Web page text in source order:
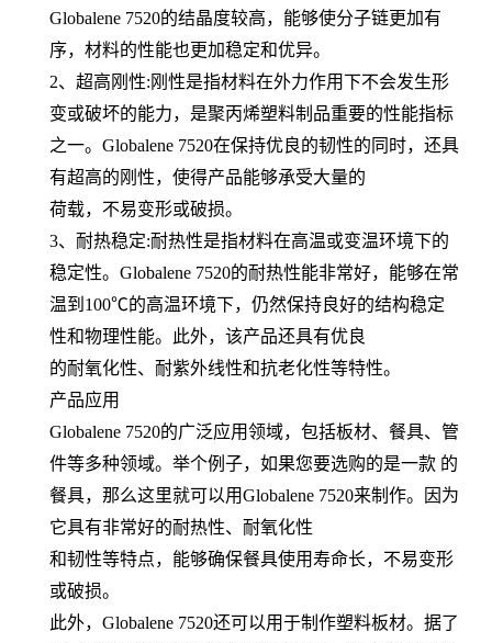
Globalene 7520的结晶度较高，能够使分子链更加有
序，材料的性能也更加稳定和优异。
2、超高刚性:刚性是指材料在外力作用下不会发生形
变或破坏的能力，是聚丙烯塑料制品重要的性能指标
之一。Globalene 7520在保持优良的韧性的同时，还具
有超高的刚性，使得产品能够承受大量的
荷载，不易变形或破损。
3、耐热稳定:耐热性是指材料在高温或变温环境下的
稳定性。Globalene 7520的耐热性能非常好，能够在常
温到100℃的高温环境下，仍然保持良好的结构稳定
性和物理性能。此外，该产品还具有优良
的耐氧化性、耐紫外线性和抗老化性等特性。
产品应用
Globalene 7520的广泛应用领域，包括板材、餐具、管
件等多种领域。举个例子，如果您要选购的是一款 的
餐具，那么这里就可以用Globalene 7520来制作。因为
它具有非常好的耐热性、耐氧化性
和韧性等特点，能够确保餐具使用寿命长，不易变形
或破损。
此外，Globalene 7520还可以用于制作塑料板材。据了